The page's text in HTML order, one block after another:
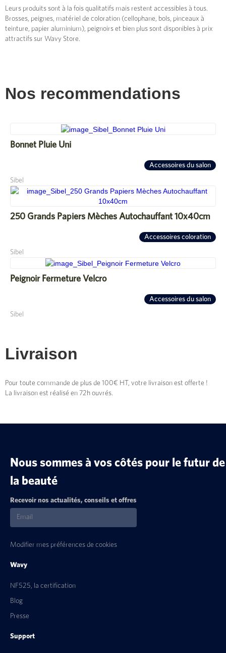
Leurs produits sont à la fois qualitatifs mais restent accessibles à tous.
Brosses, peignes, matériel de coloration (cellophane, bols, pinceaux à
teinture, papier aluminium), peignoirs et bien plus sont disponibles à prix
attractifs sur Wavy Store.
Nos recommendations
Bonnet Pluie Uni
Accessoires du salon
Sibel
250 Grands Papiers Mèches Autochauffant 10x40cm
Accessoires coloration
Sibel
Peignoir Fermeture Velcro
Accessoires du salon
Sibel
Livraison
Pour toute commande de plus de 100€ HT, votre livraison est offerte !
La livraison est réalisé en 72h ouvrés.
Nous sommes à vos côtés pour le futur de
la beauté
Recevoir nos actualités, conseils et offres
Modifier mes préférences de cookies
Wavy
NF525, la certification
Blog
Presse
Support